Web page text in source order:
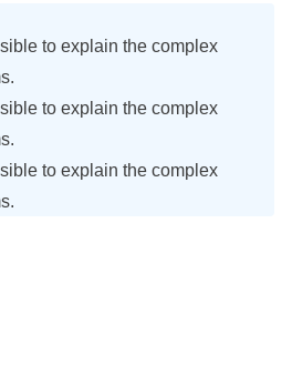
to explain the complex
to explain the complex
to explain the complex